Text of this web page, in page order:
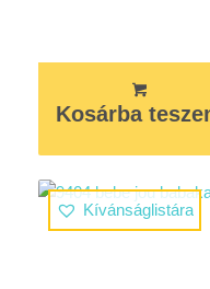
Kosárba
Kívánságlistára